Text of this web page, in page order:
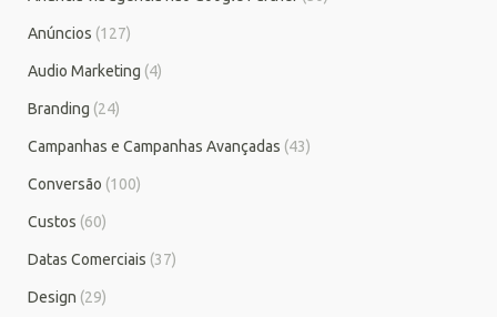
Anúncios (127)
Audio Marketing (4)
Branding (24)
Campanhas e Campanhas Avançadas (43)
Conversão (100)
Custos (60)
Datas Comerciais (37)
Design (29)